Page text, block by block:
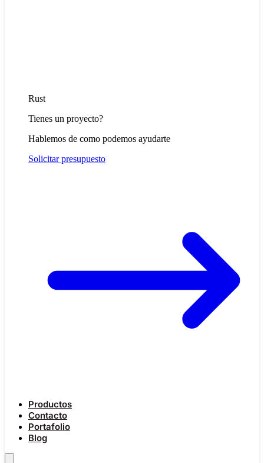
Rust
Tienes un proyecto?
Hablemos de como podemos ayudarte
Solicitar presupuesto
Productos
Contacto
Portafolio
Blog